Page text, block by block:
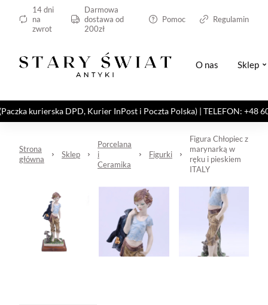
14 dni
na
zwrot
Darmowa
dostawa od
200zł
Pomoc Regulamin
O nas Sklep
kurierska DPD, Kurier InPost i Poczta Polska) | TELEFON: +48
Strona
główna
Sklep
Porcelana
i
Ceramika
Figurki
Figura Chłopiec z
marynarką w
ręku i pieskiem
ITALY